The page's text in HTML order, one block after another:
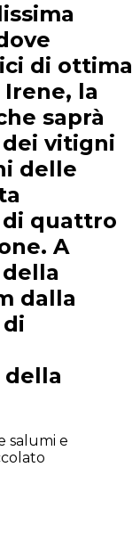
di ottima
la
saprà
vitigni
delle
di quattro
A
dalla
della
salumi e